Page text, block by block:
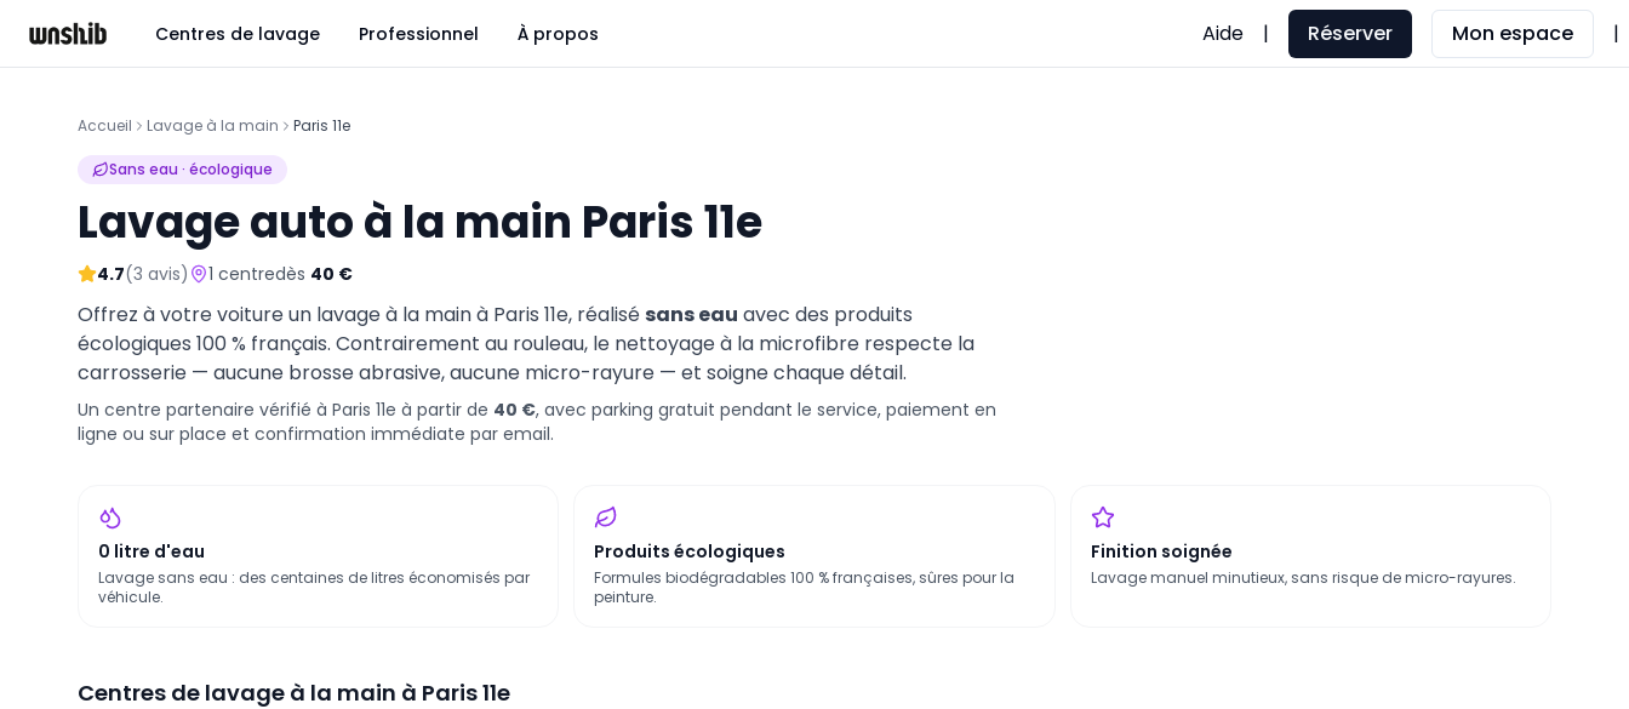
Centres de lavage Professionnel À propos Aide | Réserver Mon espace |
Accueil Lavage à la main Paris 11e
Sans eau · écologique
Lavage auto à la main Paris 11e
4.7(3 avis) 1 centredès 40 €
Offrez à votre voiture un lavage à la main à Paris 11e, réalisé sans eau avec des produits
écologiques 100 % français. Contrairement au rouleau, le nettoyage à la microfibre respecte la
carrosserie — aucune brosse abrasive, aucune micro-rayure — et soigne chaque détail.
Un centre partenaire vérifié à Paris 11e à partir de 40 €, avec parking gratuit pendant le service, paiement en
ligne ou sur place et confirmation immédiate par email.
0 litre d'eau
Lavage sans eau : des centaines de litres économisés par
véhicule.
Produits écologiques
Formules biodégradables 100 % françaises, sûres pour la
peinture.
Finition soignée
Lavage manuel minutieux, sans risque de micro-rayures.
Centres de lavage à la main à Paris 11e